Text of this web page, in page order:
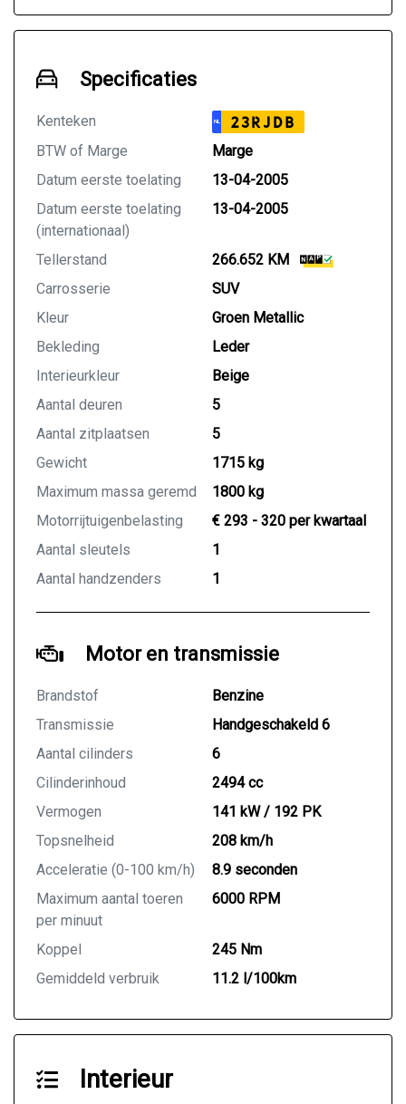
Specificaties
Kenteken NL 23RJDB
BTW of Marge
Marge
Datum eerste toelating
13-04-2005
Datum eerste toelating
(internationaal)
13-04-2005
Tellerstand
266.652 KM
Carrosserie
SUV
Kleur
Groen Metallic
Bekleding
Leder
Interieurkleur
Beige
Aantal deuren
5
Aantal zitplaatsen
5
Gewicht
1715 kg
Maximum massa geremd
1800 kg
Motorrijtuigenbelasting
€ 293 - 320 per kwartaal
Aantal sleutels
1
Aantal handzenders
1
Motor en transmissie
Brandstof
Benzine
Transmissie
Handgeschakeld 6
Aantal cilinders
6
Cilinderinhoud
2494 cc
Vermogen
141 kW / 192 PK
Topsnelheid
208 km/h
Acceleratie (0-100 km/h)
8.9 seconden
Maximum aantal toeren
per minuut
6000 RPM
Koppel
245 Nm
Gemiddeld verbruik
11.2 l/100km
Interieur